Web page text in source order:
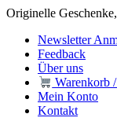
Originelle
Newsletter
Feedback
Über uns
Warenkorb
Mein Konto
Kontakt